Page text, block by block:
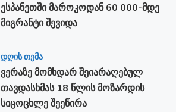
ესპანეთში მა­რო­კო­დან 60 000-მდე
მიგ­რან­ტი შე­ვი­და
დღის თემა
ვერაზე მომხდარ შეიარაღებულ
თავდასხმას 18 წლის მოზარდის
სიცოცხლე შეეწირა